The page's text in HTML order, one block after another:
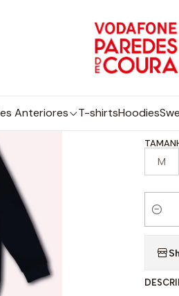
Anteriores T-shirtsHoodies
|
M